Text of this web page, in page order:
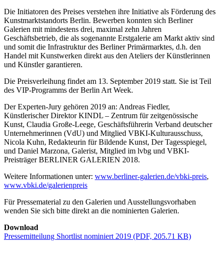
Die Initiatoren des Preises verstehen ihre Initiative als Förderung des
Kunst­markt­­stand­­orts Berlin. Bewerben konnten sich Berliner
Galerien mit mindestens drei, maximal zehn Jahren
Geschäftsbetrieb, die als sogenannte Erstgalerie am Markt aktiv sind
und somit die Infrastruktur des Berliner Primärmarktes, d.h. den
Handel mit Kunstwerken direkt aus den Ateliers der Künstlerinnen
und Künstler garantieren.
Die Preisverleihung findet am 13. September 2019 statt. Sie ist Teil
des VIP-Programms der Berlin Art Week.
Der Experten-Jury gehören 2019 an: Andreas Fiedler,
Künstlerischer Direktor KINDL – Zentrum für zeitgenössische
Kunst, Claudia Große-Leege, Ge­schäfts­führerin Verband deutscher
Unternehmerinnen (VdU) und Mitglied VBKI-Kulturausschuss,
Nicola Kuhn, Redakteurin für Bildende Kunst, Der Tagesspiegel,
und Daniel Marzona, Galerist, Mitglied im lvbg und VBKI-
Preisträger BERLINER GALERIEN 2018.
Weitere Informationen unter: www.berliner-galerien.de/vbki-preis,
www.vbki.de/galerienpreis
Für Pressematerial zu den Galerien und Ausstellungsvorhaben
wenden Sie sich bitte direkt an die nominierten Galerien.
Download
Pressemitteilung Shortlist nominiert 2019 (PDF, 205.71 KB)